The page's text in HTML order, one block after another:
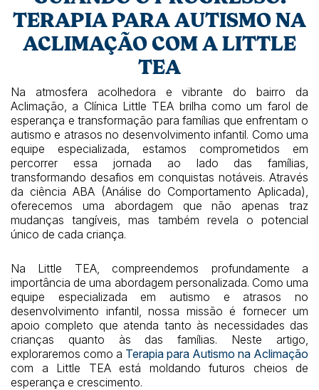
TERAPIA PARA AUTISMO NA
ACLIMAÇÃO COM A LITTLE
TEA
Na atmosfera acolhedora e vibrante do bairro da
Aclimação, a Clínica Little TEA brilha como um farol de
esperança e transformação para famílias que enfrentam o
autismo e atrasos no desenvolvimento infantil. Como uma
equipe especializada, estamos comprometidos em
percorrer essa jornada ao lado das famílias,
transformando desafios em conquistas notáveis. Através
da ciência ABA (Análise do Comportamento Aplicada),
oferecemos uma abordagem que não apenas traz
mudanças tangíveis, mas também revela o potencial
único de cada criança.
Na Little TEA, compreendemos profundamente a
importância de uma abordagem personalizada. Como uma
equipe especializada em autismo e atrasos no
desenvolvimento infantil, nossa missão é fornecer um
apoio completo que atenda tanto às necessidades das
crianças quanto às das famílias. Neste artigo,
exploraremos como a Terapia para Autismo na Aclimação
com a Little TEA está moldando futuros cheios de
esperança e crescimento.